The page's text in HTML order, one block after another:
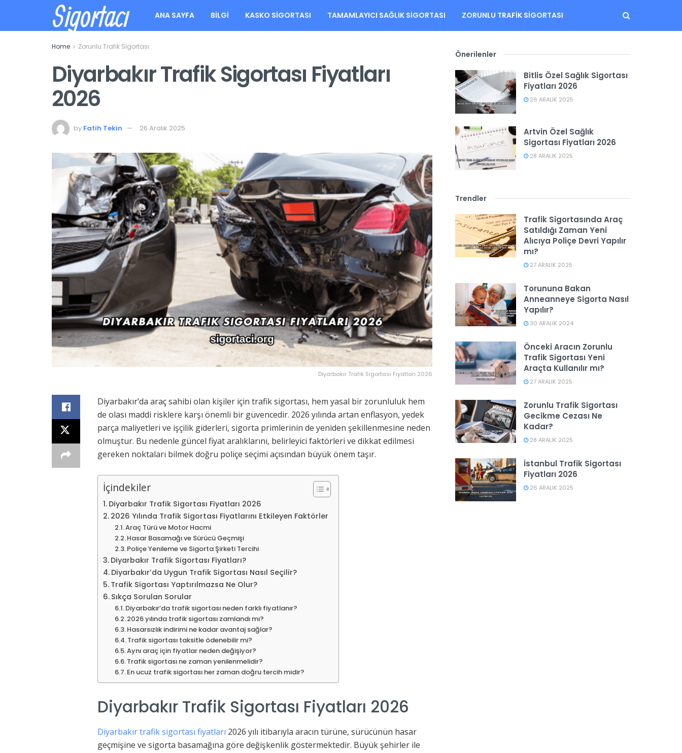
Sigortacı ANA SAYFA BILGI KASKO SIGORTASI TAMAMLAYICI SAĞLIK SIGORTASI ZORUNLU TRAFIK SIGORTASI
Home Zorunlu Trafik Sigortası
Diyarbakır Trafik Sigortası Fiyatları
2026
by Fatih Tekin 26 Aralık 2025
Diyarbakır Trafik Sigortası Fiyatları 2026
Diyarbakır’da araç sahibi olan kişiler için trafik sigortası, hem yasal bir zorunluluk hem
de olası maddi risklere karşı önemli bir güvencedir. 2026 yılında artan enflasyon, yedek
parça maliyetleri ve işçilik giderleri, sigorta primlerinin de yeniden şekillenmesine neden
olmuştur. Bu nedenle güncel fiyat aralıklarını, belirleyici faktörleri ve dikkat edilmesi
gereken noktaları bilmek doğru poliçe seçimi açısından büyük önem taşır.
İçindekiler
Diyarbakır Trafik Sigortası Fiyatları 2026
2026 Yılında Trafik Sigortası Fiyatlarını Etkileyen Faktörler
Araç Türü ve Motor Hacmi
Hasar Basamağı ve Sürücü Geçmişi
Poliçe Yenileme ve Sigorta Şirketi Tercihi
Diyarbakır Trafik Sigortası Fiyatları?
Diyarbakır’da Uygun Trafik Sigortası Nasıl Seçilir?
Trafik Sigortası Yaptırılmazsa Ne Olur?
Sıkça Sorulan Sorular
Diyarbakır’da trafik sigortası neden farklı fiyatlanır?
2026 yılında trafik sigortası zamlandı mı?
Hasarsızlık indirimi ne kadar avantaj sağlar?
Trafik sigortası taksitle ödenebilir mi?
Aynı araç için fiyatlar neden değişiyor?
Trafik sigortası ne zaman yenilenmelidir?
En ucuz trafik sigortası her zaman doğru tercih midir?
Diyarbakır Trafik Sigortası Fiyatları 2026
Diyarbakır trafik sigortası fiyatları 2026 yılı itibarıyla aracın türüne, sürücünün hasar
geçmişine ve sigorta basamağına göre değişkenlik göstermektedir. Büyük şehirler ile
Önerilenler
Bitlis Özel Sağlık Sigortası
Fiyatları 2026
26 ARALIK 2025
Artvin Özel Sağlık
Sigortası Fiyatları 2026
28 ARALIK 2025
Trendler
Trafik Sigortasında Araç
Satıldığı Zaman Yeni
Alıcıya Poliçe Devri Yapılır
mı?
27 ARALIK 2025
Torununa Bakan
Anneanneye Sigorta Nasıl
Yapılır?
30 ARALIK 2024
Önceki Aracın Zorunlu
Trafik Sigortası Yeni
Araçta Kullanılır mı?
27 ARALIK 2025
Zorunlu Trafik Sigortası
Gecikme Cezası Ne
Kadar?
28 ARALIK 2025
İstanbul Trafik Sigortası
Fiyatları 2026
26 ARALIK 2025